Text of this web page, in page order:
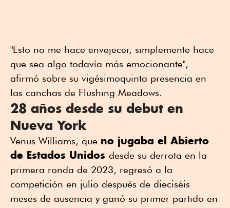
"Esto no me hace envejecer, simplemente hace
que sea algo todavía más emocionante",
afirmó sobre su vigésimoquinta presencia en
las canchas de Flushing Meadows.
28 años desde su debut en
Nueva York
Venus Williams, que no jugaba el Abierto
de Estados Unidos desde su derrota en la
primera ronda de 2023, regresó a la
competición en julio después de dieciséis
meses de ausencia y ganó su primer partido en